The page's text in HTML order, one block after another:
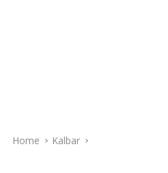
Home Kalbar